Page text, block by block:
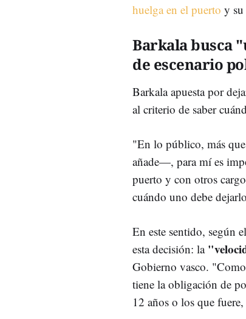
huelga en el puerto y su
Barkala busca
de escenario
Barkala apuesta por
al criterio de saber
"En lo público, más
añade—, para mí es
puerto y con otros
cuándo uno debe
En este sentido, según
esta decisión: la
Gobierno vasco.
tiene la obligación de
12 años o los que